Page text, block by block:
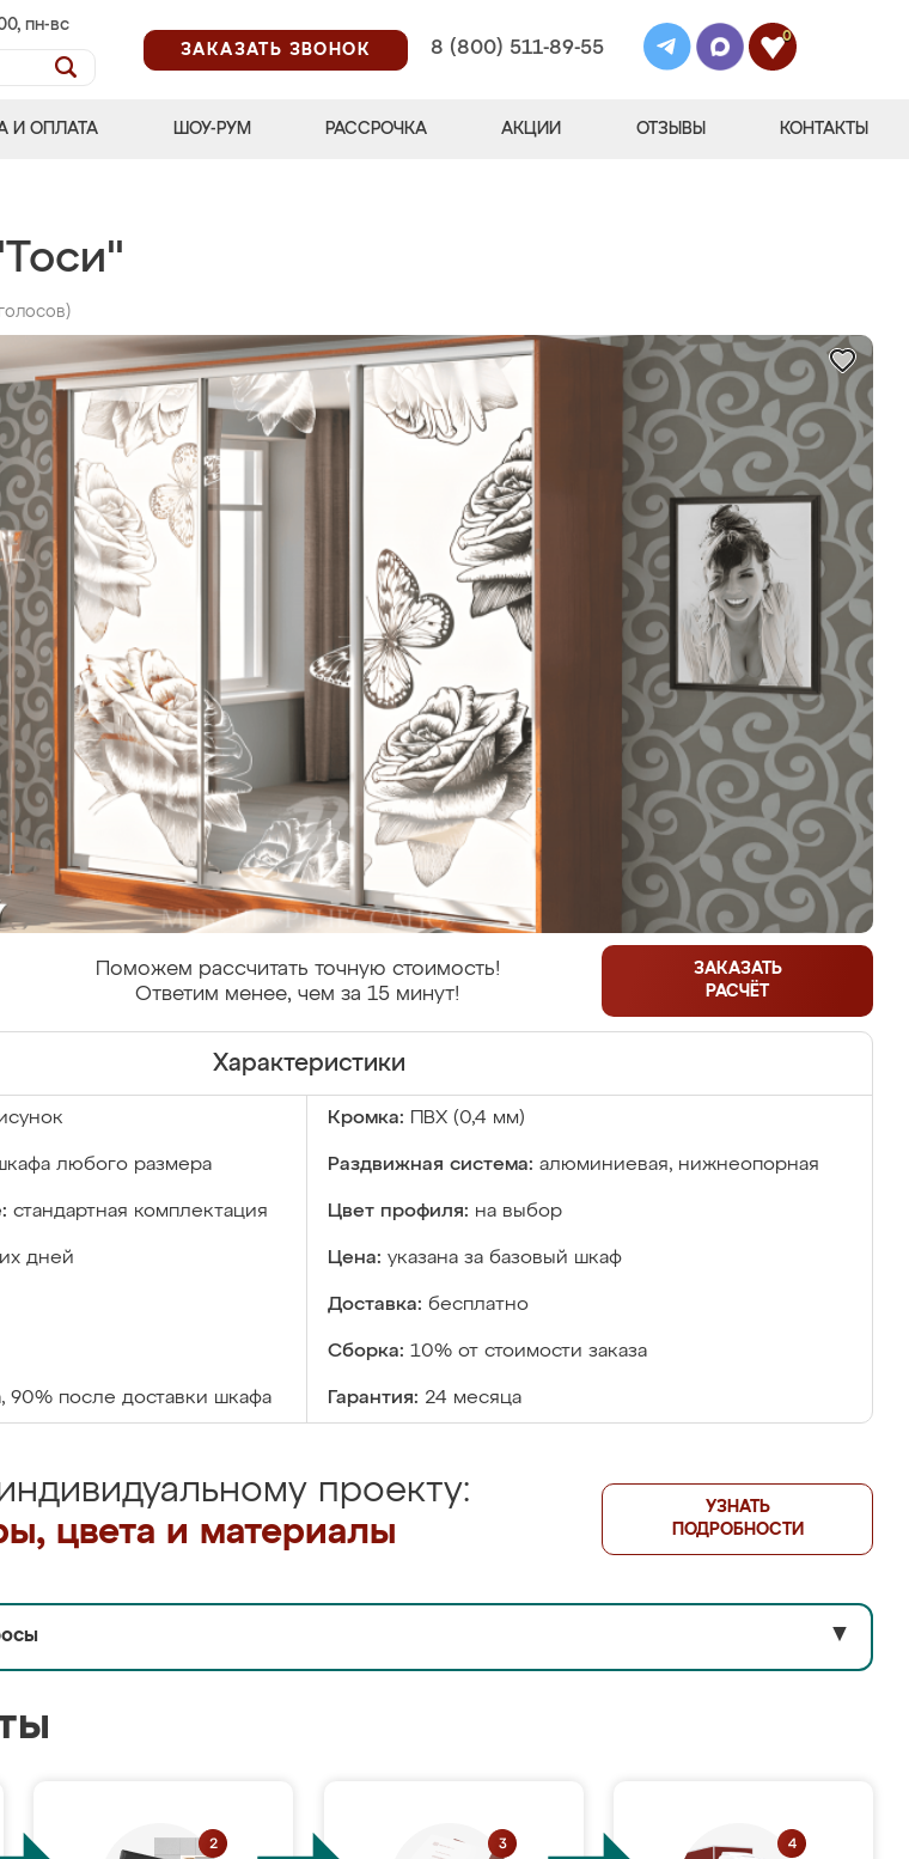
пн-вс
ЗАКАЗАТЬ ЗВОНОК
8 (800) 511-89-55
0
И ОПЛАТА ШОУ-РУМ РАССРОЧКА АКЦИИ ОТЗЫВЫ КОНТАКТЫ
голосов)
Поможем рассчитать точную стоимость!
Ответим менее, чем за 15 минут!
ЗАКАЗАТЬ
РАСЧЁТ
Характеристики
Кромка: ПВХ (0,4 мм)
любого размера Раздвижная система: алюминиевая, нижнеопорная
стандартная комплектация Цвет профиля: на выбор
дней Цена: указана за базовый шкаф
Доставка: бесплатно
Сборка: 10% от стоимости заказа
90% после доставки шкафа Гарантия: 24 месяца
проекту:
цвета и материалы
УЗНАТЬ
ПОДРОБНОСТИ
▼